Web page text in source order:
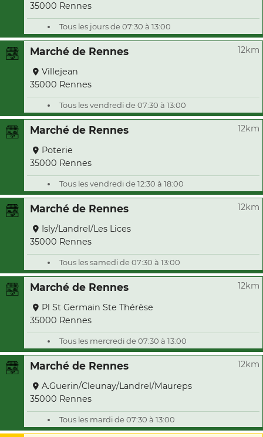
35000 Rennes
Tous les jours de 07:30 à 13:00
Marché de Rennes 12km
Villejean
35000 Rennes
Tous les vendredi de 07:30 à 13:00
Marché de Rennes 12km
Poterie
35000 Rennes
Tous les vendredi de 12:30 à 18:00
Marché de Rennes 12km
Isly/Landrel/Les Lices
35000 Rennes
Tous les samedi de 07:30 à 13:00
Marché de Rennes 12km
Pl St Germain Ste Thérèse
35000 Rennes
Tous les mercredi de 07:30 à 13:00
Marché de Rennes 12km
A.Guerin/Cleunay/Landrel/Maureps
35000 Rennes
Tous les mardi de 07:30 à 13:00